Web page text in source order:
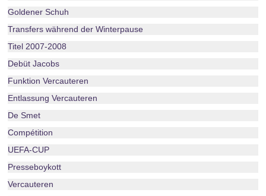
Goldener Schuh
Transfers während der Winterpause
Titel 2007-2008
Debüt Jacobs
Funktion Vercauteren
Entlassung Vercauteren
De Smet
Compétition
UEFA-CUP
Presseboykott
Vercauteren